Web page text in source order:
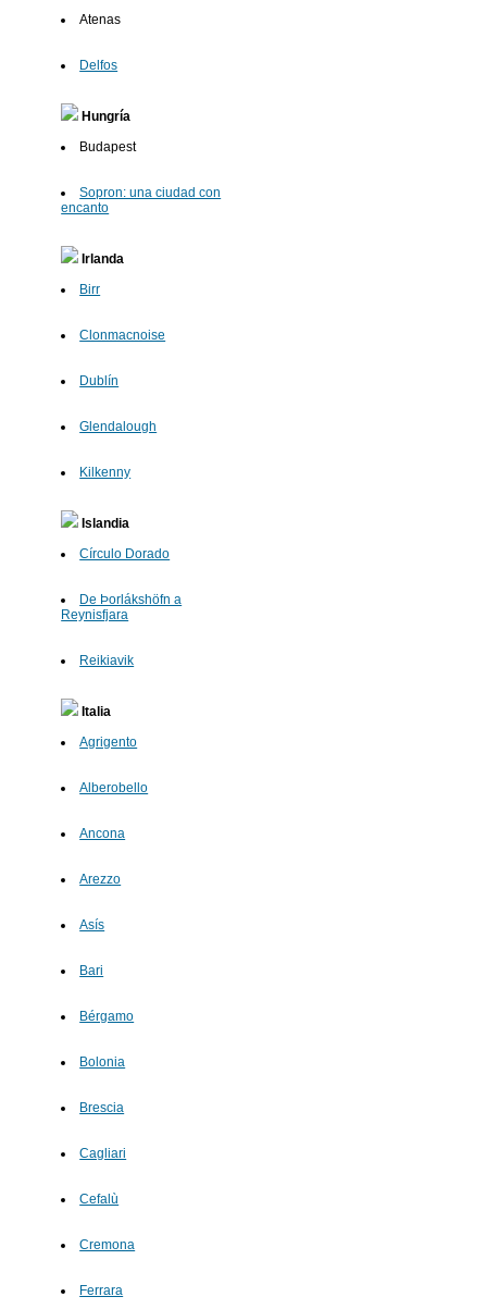
Atenas
Delfos
Hungría
Budapest
Sopron: una ciudad con
encanto
Irlanda
Birr
Clonmacnoise
Dublín
Glendalough
Kilkenny
Islandia
Círculo Dorado
De Þorlákshöfn a
Reynisfjara
Reikiavik
Italia
Agrigento
Alberobello
Ancona
Arezzo
Asís
Bari
Bérgamo
Bolonia
Brescia
Cagliari
Cefalù
Cremona
Ferrara